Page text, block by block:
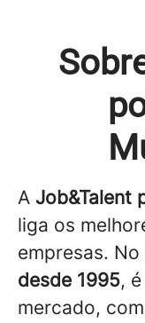
A Job&Talent
liga os
empresas. No
desde 1995,
mercado,